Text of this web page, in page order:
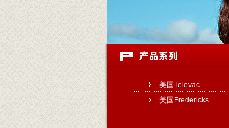
美国Televac
美国Fredericks